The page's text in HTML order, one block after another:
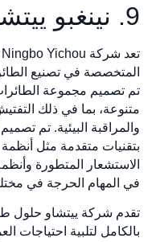
9. نينغبو ييتشو
المتخصصة في تصنيع
تم تصميم مجموعة
متنوعة، بما في ذلك
بتقنيات متقدمة مثل أنظمة
الاستشعار المتطورة
في المهام الحرجة في
تقدم شركة ييتشاو حلول
بالكامل لتلبية احتياجات